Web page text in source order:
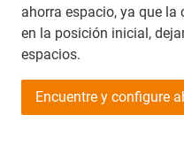
ahorra espacio, ya que la
en la posición inicial,
espacios.
Encuentre y configure